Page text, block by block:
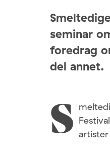
seminar
foredrag
del annet.
S artister